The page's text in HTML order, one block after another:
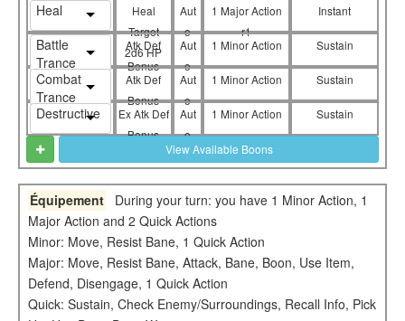
Heal
Heal
Target
2d6 HP
Aut
o
1 Major Action
r1
Instant
Battle
Trance
Atk Def
Bonus
Aut
o
1 Minor Action Sustain
Combat
Trance
Atk Def
Bonus
Aut
o
1 Minor Action Sustain
Destructive
Ex Atk Def
Bonus
Aut
o
1 Minor Action Sustain
View Available Boons
Équipement
During your turn: you have 1 Minor Action, 1
Major Action and 2 Quick Actions
Minor: Move, Resist Bane, 1 Quick Action
Major: Move, Resist Bane, Attack, Bane, Boon, Use Item,
Defend, Disengage, 1 Quick Action
Quick: Sustain, Check Enemy/Surroundings, Recall Info, Pick